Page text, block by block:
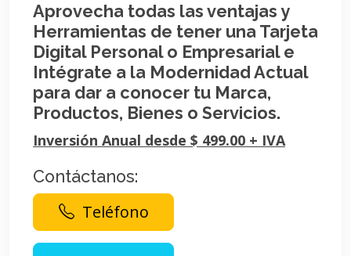
Aprovecha todas las ventajas y
Herramientas de tener una Tarjeta
Digital Personal o Empresarial e
Intégrate a la Modernidad Actual
para dar a conocer tu Marca,
Productos, Bienes o Servicios.
Inversión Anual desde $ 499.00 + IVA
Contáctanos:
Teléfono